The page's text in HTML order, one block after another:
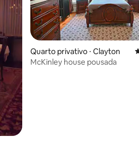
Quarto privativo ⋅ Clayton
McKinley house pousada